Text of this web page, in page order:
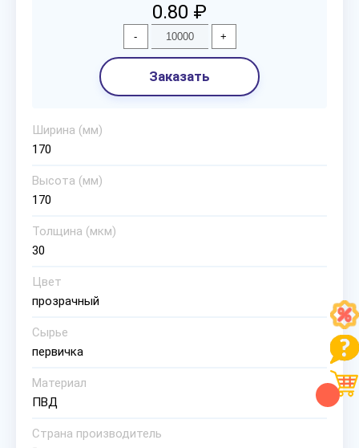
0.80 ₽
- +
Заказать
Ширина (мм)
170
Высота (мм)
170
Толщина (мкм)
30
Цвет
прозрачный
Сырье
первичка
Материал
ПВД
Страна производитель